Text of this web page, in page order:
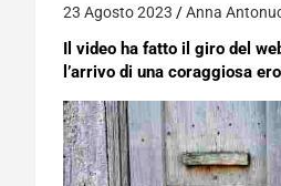
23 Agosto 2023 Anna
Il video ha fatto il giro del
l’arrivo di una coraggiosa